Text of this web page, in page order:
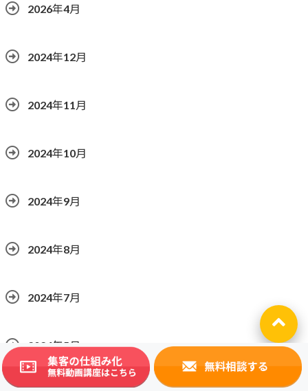
2026年4月
2024年12月
2024年11月
2024年10月
2024年9月
2024年8月
2024年7月
2024年5月